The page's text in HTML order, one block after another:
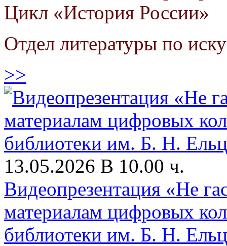
Цикл «История России»
Отдел литературы по
>>
13.05.2026 В 10.00 ч.
Видеопрезентация «Не
материалам цифровых
библиотеки им. Б. Н.